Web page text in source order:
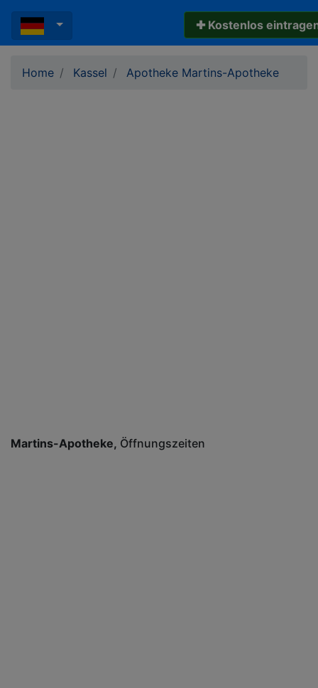
✚ Kostenlos
Home Kassel Apotheke Martins-Apotheke
Martins-Apotheke Öffnungszeiten